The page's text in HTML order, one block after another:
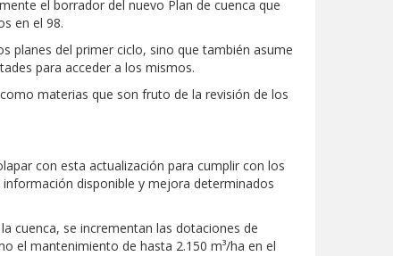
el borrador del nuevo Plan de cuenca que
en el 98.
planes del primer ciclo, sino que también asume
para acceder a los mismos.
materias que son fruto de la revisión de los
con esta actualización para cumplir con los
disponible y mejora determinados
cuenca, se incrementan las dotaciones de
el mantenimiento de hasta 2.150 m³/ha en el